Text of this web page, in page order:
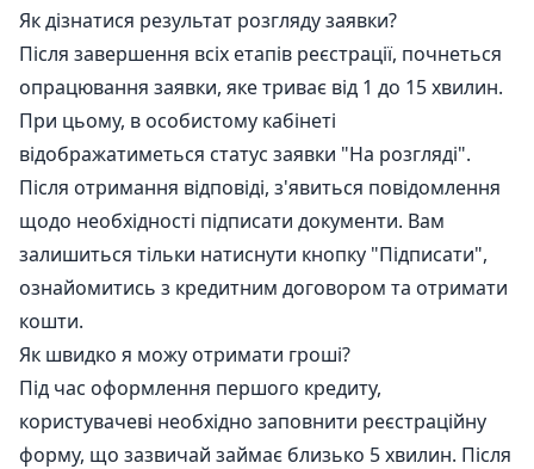
Як дізнатися результат розгляду заявки?
Після завершення всіх етапів реєстрації, почнеться
опрацювання заявки, яке триває від 1 до 15 хвилин.
При цьому, в особистому кабінеті
відображатиметься статус заявки "На розгляді".
Після отримання відповіді, з'явиться повідомлення
щодо необхідності підписати документи. Вам
залишиться тільки натиснути кнопку "Підписати",
ознайомитись з кредитним договором та отримати
кошти.
Як швидко я можу отримати гроші?
Під час оформлення першого кредиту,
користувачеві необхідно заповнити реєстраційну
форму, що зазвичай займає близько 5 хвилин. Після